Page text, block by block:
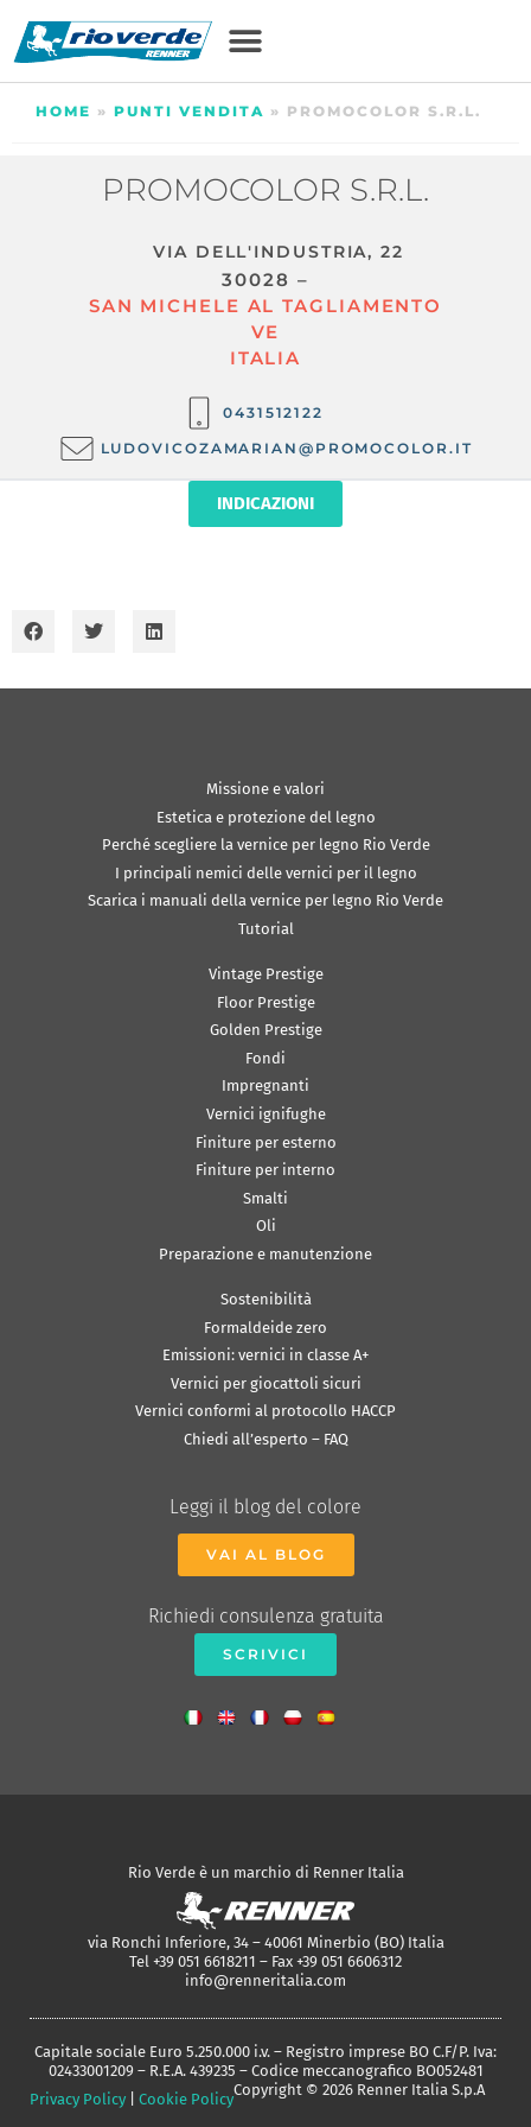
HOME » PUNTI VENDITA » PROMOCOLOR S.R.L.
PROMOCOLOR S.R.L.
VIA DELL'INDUSTRIA, 22
30028 –
SAN MICHELE AL TAGLIAMENTO
VE
ITALIA
0431512122
LUDOVICOZAMARIAN@PROMOCOLOR.IT
INDICAZIONI
Missione e valori
Estetica e protezione del legno
Perché scegliere la vernice per legno Rio Verde
I principali nemici delle vernici per il legno
Scarica i manuali della vernice per legno Rio Verde
Tutorial
Vintage Prestige
Floor Prestige
Golden Prestige
Fondi
Impregnanti
Vernici ignifughe
Finiture per esterno
Finiture per interno
Smalti
Oli
Preparazione e manutenzione
Sostenibilità
Formaldeide zero
Emissioni: vernici in classe A+
Vernici per giocattoli sicuri
Vernici conformi al protocollo HACCP
Chiedi all’esperto – FAQ
Leggi il blog del colore
VAI AL BLOG
Richiedi consulenza gratuita
SCRIVICI
Rio Verde è un marchio di Renner Italia
via Ronchi Inferiore, 34 – 40061 Minerbio (BO) Italia
Tel +39 051 6618211 – Fax +39 051 6606312
info@renneritalia.com
Capitale sociale Euro 5.250.000 i.v. – Registro imprese BO C.F/P. Iva:
02433001209 – R.E.A. 439235 – Codice meccanografico BO052481
Privacy Policy
Cookie Policy
Copyright © 2026 Renner Italia S.p.A